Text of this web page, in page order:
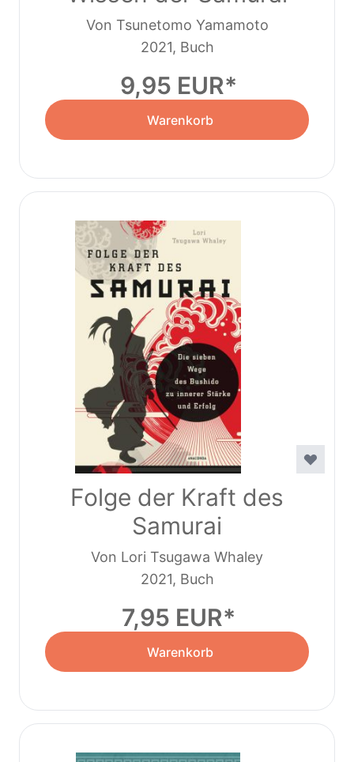
Von Tsunetomo Yamamoto
2021, Buch
9,95 EUR
Warenkorb
Folge der Kraft des
Samurai
Von Lori Tsugawa Whaley
2021, Buch
7,95 EUR
Warenkorb